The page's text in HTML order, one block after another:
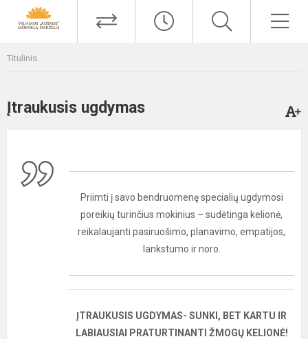
Titulinis
Įtraukusis ugdymas
Priimti į savo bendruomenę specialių ugdymosi
poreikių turinčius mokinius – sudėtinga kelionė,
reikalaujanti pasiruošimo, planavimo, empatijos,
lankstumo ir noro.
ĮTRAUKUSIS UGDYMAS- SUNKI, BET KARTU IR
LABIAUSIAI PRATURTINANTI ŽMOGŲ KELIONĖ!